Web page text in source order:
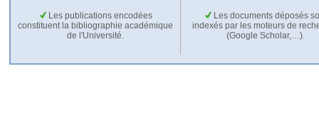
Les publications encodées
constituent la bibliographie académique
de l'Université.
Les documents déposés
indexés par les moteurs de
(Google Scholar,…).